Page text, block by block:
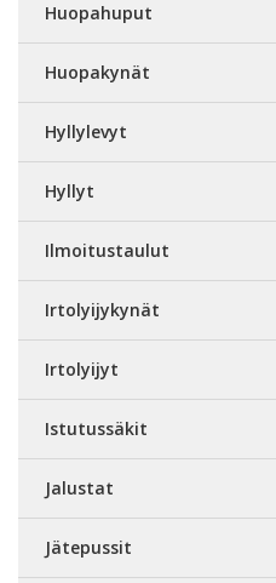
Huopahuput
Huopakynät
Hyllylevyt
Hyllyt
Ilmoitustaulut
Irtolyijykynät
Irtolyijyt
Istutussäkit
Jalustat
Jätepussit